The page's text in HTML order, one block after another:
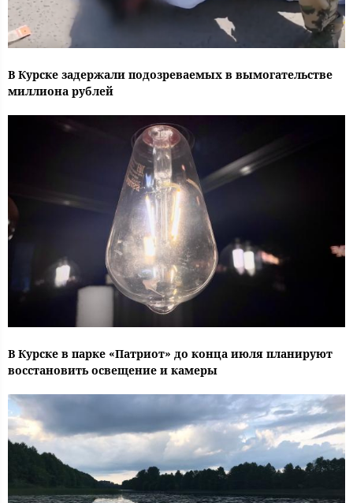
В Курске задержали подозреваемых в вымогательстве
миллиона рублей
В Курске в парке «Патриот» до конца июля планируют
восстановить освещение и камеры